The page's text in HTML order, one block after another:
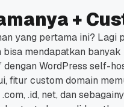
+
yang pertama ini? Lagi
mendapatkan banyak
dengan WordPress self-
fitur custom domain
.id, net, dan